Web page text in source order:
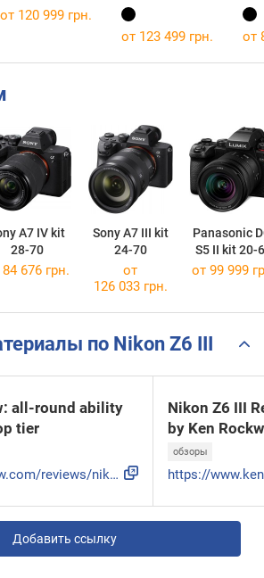
от 120 999 грн.
от 123 499 грн.
от
A7 IV kit
28-70
Sony A7 III kit
24-70
Panasonic
S5 II kit 20-
676 грн.
от
126 033 грн.
от 99 999
по Nikon Z6 III
all-round ability
tier
https://www.dpreview.com/reviews/nikon-z6iii-review
Nikon Z6 III
by Ken
обзоры
Добавить ссылку